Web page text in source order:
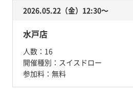
2026.05.22（金）12:30〜
水戸店
人数： 16
開催種別： スイスドロー
参加料： 無料